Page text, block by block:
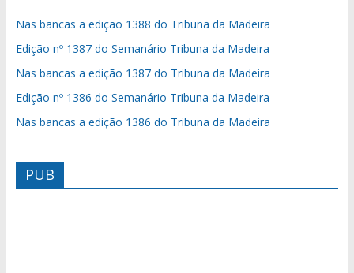
Nas bancas a edição 1388 do Tribuna da Madeira
Edição nº 1387 do Semanário Tribuna da Madeira
Nas bancas a edição 1387 do Tribuna da Madeira
Edição nº 1386 do Semanário Tribuna da Madeira
Nas bancas a edição 1386 do Tribuna da Madeira
PUB